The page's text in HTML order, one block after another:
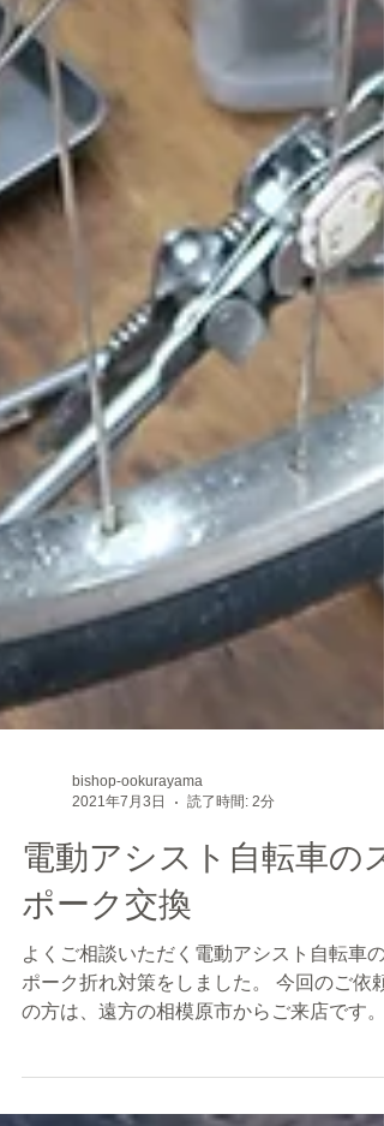
2021年7月3日
読了時間: 2分
電動アシスト自転車のス
ポーク交換
よくご相談いただく電動アシスト自転車の
ポーク折れ対策をしました。 今回のご依頼
自転車を買った大手自転車チェーン店にも